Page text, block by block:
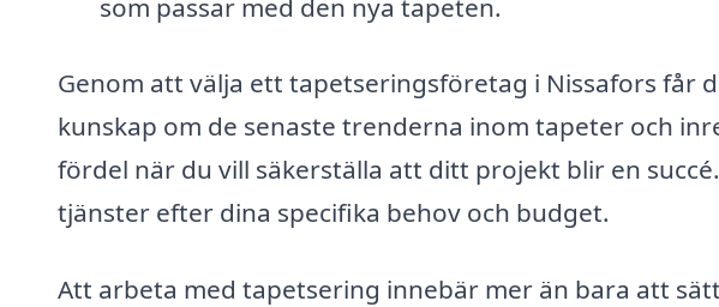
Genom att välja ett tapetseringsföretag i Nissafors får
kunskap om de senaste trenderna inom tapeter och
fördel när du vill säkerställa att ditt projekt blir en
tjänster efter dina specifika behov och budget.
Att arbeta med tapetsering innebär mer än bara att